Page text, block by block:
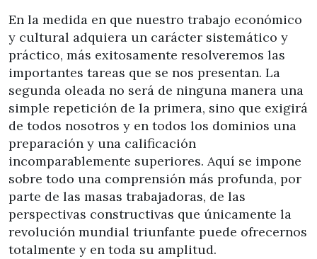
En la medida en que nuestro trabajo económico
y cultural adquiera un carácter sistemático y
práctico, más exitosamente resolveremos las
importantes tareas que se nos presentan. La
segunda oleada no será de ninguna manera una
simple repetición de la primera, sino que exigirá
de todos nosotros y en todos los dominios una
preparación y una calificación
incomparablemente superiores. Aquí se impone
sobre todo una comprensión más profunda, por
parte de las masas trabajadoras, de las
perspectivas constructivas que únicamente la
revolución mundial triunfante puede ofrecernos
totalmente y en toda su amplitud.